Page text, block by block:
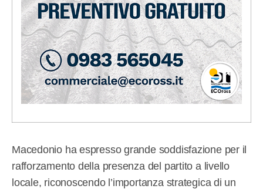
Macedonio ha espresso grande soddisfazione per il
rafforzamento della presenza del partito a livello
locale, riconoscendo l’importanza strategica di un